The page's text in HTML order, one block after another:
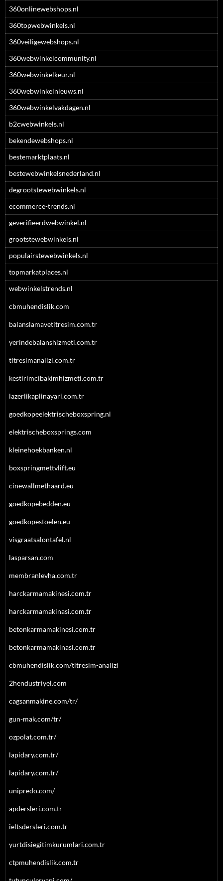
360onlinewebshops.nl
360topwebwinkels.nl
360veiligewebshops.nl
360webwinkelcommunity.nl
360webwinkelkeur.nl
360webwinkelnieuws.nl
360webwinkelvakdagen.nl
b2cwebwinkels.nl
bekendewebshops.nl
bestemarktplaats.nl
bestewebwinkelsnederland.nl
degrootstewebwinkels.nl
ecommerce-trends.nl
geverifieerdwebwinkel.nl
grootstewebwinkels.nl
populairstewebwinkels.nl
topmarkatplaces.nl
webwinkelstrends.nl
cbmuhendislik.com
balanslamavetitresim.com.tr
yerindebalanshizmeti.com.tr
titresimanalizi.com.tr
kestirimcibakimhizmeti.com.tr
lazerlikaplinayari.com.tr
goedkopeelektrischeboxspring.nl
elektrischeboxsprings.com
kleinehoekbanken.nl
boxspringmettvlift.eu
cinewallmethaard.eu
goedkopebedden.eu
goedkopestoelen.eu
visgraatsalontafel.nl
lasparsan.com
membranlevha.com.tr
harckarmamakinesi.com.tr
harckarmamakinasi.com.tr
betonkarmamakinesi.com.tr
betonkarmamakinasi.com.tr
cbmuhendislik.com/titresim-analizi
2hendustriyel.com
cagsanmakine.com/tr/
gun-mak.com/tr/
ozpolat.com.tr/
lapidary.com.tr/
lapidary.com.tr/
unipredo.com/
apdersleri.com.tr
ieltsdersleri.com.tr
yurtdisiegitimkurumlari.com.tr
ctpmuhendislik.com.tr